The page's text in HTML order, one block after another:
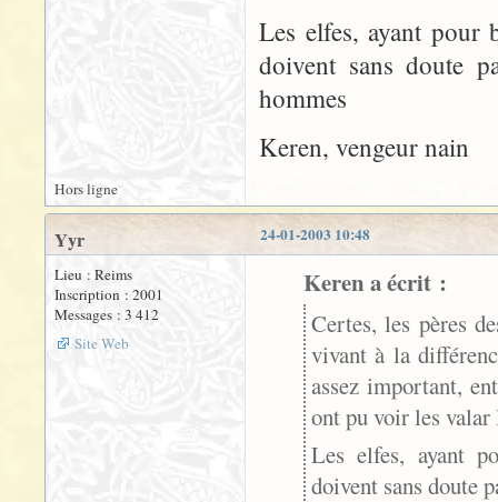
Les elfes, ayant pour
doivent sans doute
hommes
Keren, vengeur nain
Hors ligne
24-01-2003 10:48
Yyr
Lieu : Reims
Inscription : 2001
Messages : 3 412
Site Web
Keren a écrit :
Certes, les pères
vivant à la
assez important,
ont pu voir les
Les elfes, ayant
doivent sans doute